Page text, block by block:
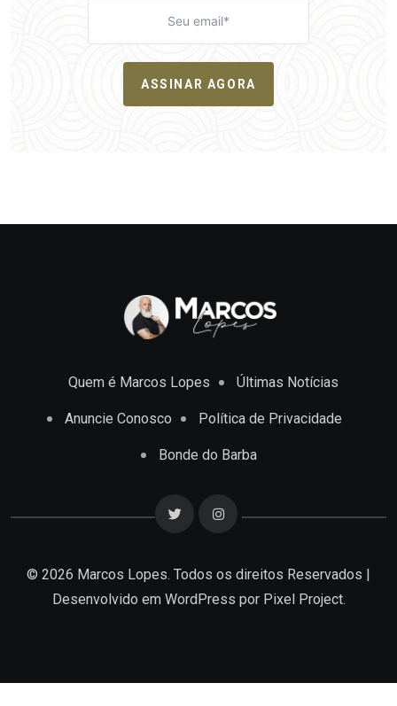
ASSINAR AGORA
Quem é Marcos Lopes Últimas Notícias
Anuncie Conosco Política de Privacidade
Bonde do Barba
© 2026 Marcos Lopes. Todos os direitos Reservados |
Desenvolvido em WordPress por Pixel Project.